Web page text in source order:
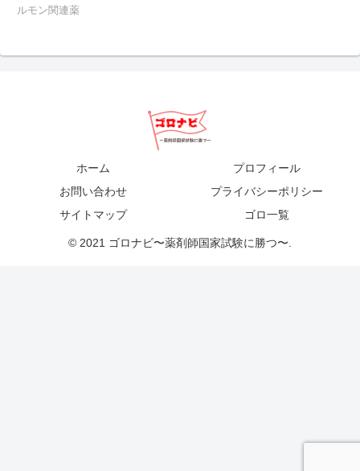
ルモン関連薬
ホーム
プロフィール
お問い合わせ
プライバシーポリシー
サイトマップ
ゴロ一覧
© 2021 ゴロナビ〜薬剤師国家試験に勝つ〜.